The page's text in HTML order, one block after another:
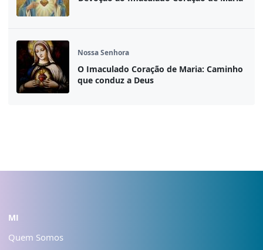
Nossa Senhora
O Imaculado Coração de Maria: Caminho
que conduz a Deus
MI
Quem Somos